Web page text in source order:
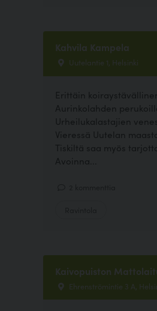
Kahvila Kampela
Uutelantie 1, Helsinki
Erittäin
Aurinkolahden
Urheilukalastajien
Vieressä Uutelan
Tiskiltä saa myös
Avoinna...
Kaivopuiston
Ehrenströmintie 3 A,